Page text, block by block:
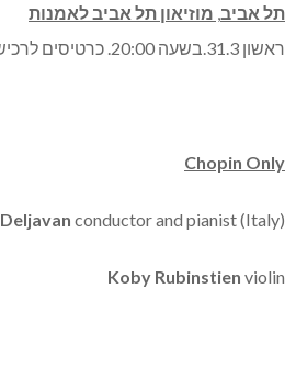
תל אביב, מוזיאון תל אביב לאמנות
ראשון 31.3.בשעה 20:00. כרטיסים לרכישה במספר 03-6077020
Chopin Only
Deljavan conductor and pianist (Italy)
Koby Rubinstien violin